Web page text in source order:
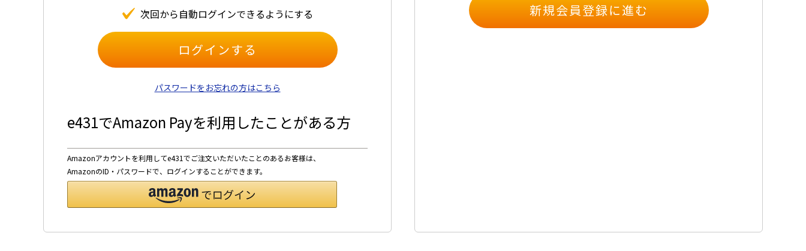
次回から⾃動ログインできるようにする
パスワードをお忘れの方はこちら
e431でAmazon Payを利用したことがある方
Amazonアカウントを利用してe431でご注文いただいたことのあるお客様は、
AmazonのID・パスワードで、ログインすることができます。